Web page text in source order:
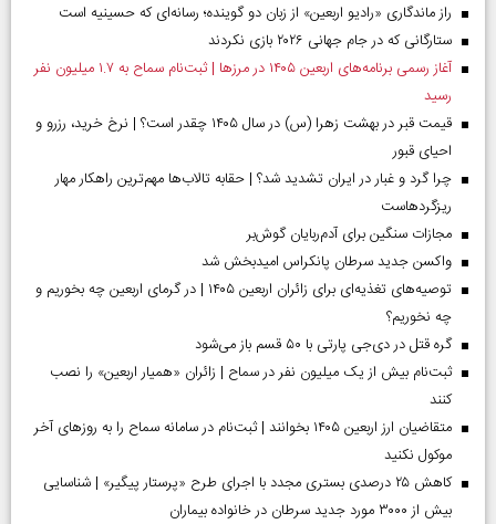
راز ماندگاری «رادیو اربعین» از زبان دو گوینده؛ رسانه‌ای که حسینیه است
ستارگانی که در جام جهانی ۲۰۲۶ بازی نکردند
آغاز رسمی برنامه‌های اربعین ۱۴۰۵ در مرز‌ها | ثبت‌نام سماح به ۱.۷ میلیون نفر
رسید
قیمت قبر در بهشت زهرا (س) در سال ۱۴۰۵ چقدر است؟ | نرخ خرید، رزرو و
احیای قبور
چرا گرد و غبار در ایران تشدید شد؟ | حقابه تالاب‌ها مهم‌ترین راهکار مهار
ریزگردهاست
مجازات سنگین برای آدم‌ربایان گوش‌بر
واکسن جدید سرطان پانکراس امیدبخش شد
توصیه‌های تغذیه‌ای برای زائران اربعین ۱۴۰۵ | در گرمای اربعین چه بخوریم و
چه نخوریم؟
گره قتل در دی‌جی پارتی با ۵۰ قسم باز می‌شود
ثبت‌نام بیش از یک میلیون نفر در سماح | زائران «همیار اربعین» را نصب
کنند
متقاضیان ارز اربعین ۱۴۰۵ بخوانند | ثبت‌نام در سامانه سماح را به روز‌های آخر
موکول نکنید
کاهش ۲۵ درصدی بستری مجدد با اجرای طرح «پرستار پیگیر» | شناسایی
بیش از ۳۰۰۰ مورد جدید سرطان در خانواده بیماران